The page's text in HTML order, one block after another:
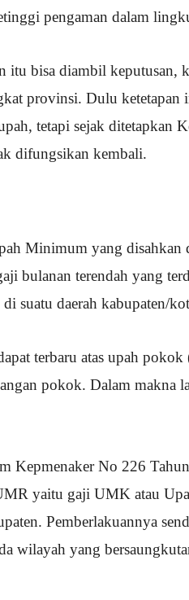
pengaman dalam
itu bisa diambil keputusan,
provinsi. Dulu ketetapan
tetapi sejak ditetapkan
difungsikan kembali.
Minimum yang disahkan
bulanan terendah yang
suatu daerah kabupaten/
terbaru atas upah
pokok. Dalam makna
Kepmenaker No 226
yaitu gaji UMK atau
Pemberlakuannya
wilayah yang